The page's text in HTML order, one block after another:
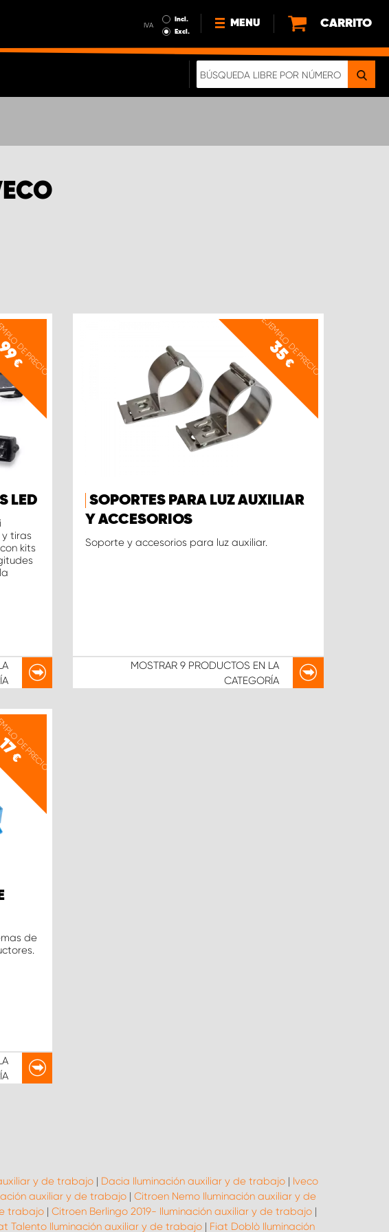
IVA
Incl.
Excl.
MENU
NOTICIAS
CARRITO
DE PRECIO
€
LED
y tiras
kits
EJEMPLO DE PRECIO
35
€
SOPORTES PARA LUZ AUXILIAR
Y ACCESORIOS
Soporte y accesorios para luz auxiliar.
MOSTRAR9 PRODUCTOS EN LA
CATEGORÍA
DE PRECIO
17
€
de
y de trabajo| Dacia Iluminación auxiliar y de trabajo| Iveco
auxiliar y de trabajo | Citroen Nemo Iluminación auxiliar y de
trabajo | Citroen Berlingo 2019- Iluminación auxiliar y de trabajo |
Talento Iluminación auxiliar y de trabajo | Fiat Doblò Iluminación